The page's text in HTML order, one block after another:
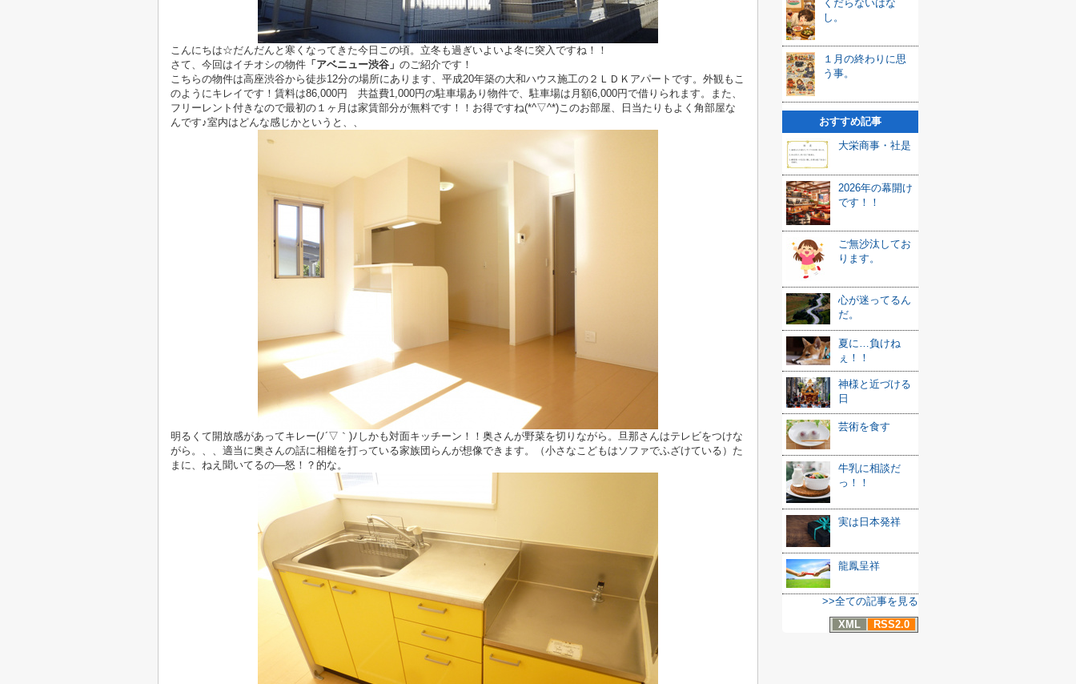
こんにちは☆だんだんと寒くなってきた今日この頃。立冬も過ぎいよいよ 冬に突入ですね！！
さて、今回はイチオシの物件 「アベニュー渋谷」 のご紹介です！
こちらの物件は高座渋谷から徒歩12分の場所にあります、平成20年築の大和ハウス施工の２ＬＤＫアパートです。外観もこ
のようにキレイです！賃料は86,000円 共益費1,000円の駐車場あり物件で、駐車場は月額6,000円で借りられます。また、
フリーレント付きなので最初の１ヶ月は家賃部分が無料です！！お得ですね(*^▽^*)このお部屋、日当たりもよく角部屋な
んです♪室内はどんな感じかというと、、
明るくて開放感があってキレー(ﾉ´▽｀)ﾉしかも対面キッチーン！！奥さんが野菜を切りながら。旦那さんはテレビをつけな
がら。、、適当に奥さんの話に相槌を打っている家族団らんが想像できます。（小さなこどもはソファでふざけている）た
まに、ねえ聞いてるの―怒！？的な。
くだらないはな
し。
１月の終わりに思
う事。
おすすめ記事
大栄商事・社是
2026年の幕開け
です！！
ご無沙汰してお
ります。
心が迷ってるん
だ。
夏に…負けね
ぇ！！
神様と近づける
日
芸術を食す
牛乳に相談だ
っ！！
実は日本発祥
龍鳳呈祥
>>全ての記事を見る
XML
RSS2.0